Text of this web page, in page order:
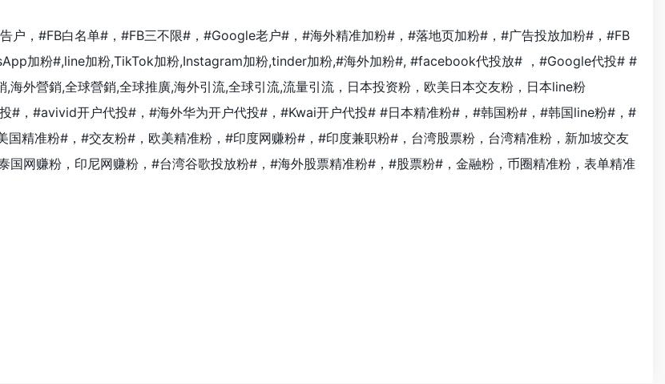
户，#FB白名单#，#FB三不限#，#Google老户#，#海外精准加粉#，#落地页加粉#，#广告投放加粉#，#FB
加粉#,line加粉,TikTok加粉,Instagram加粉,tinder加粉,#海外加粉#, #facebook代投放# ，#Google代投# #
海外營銷,全球營銷,全球推廣,海外引流,全球引流,流量引流，日本投资粉，欧美日本交友粉，日本line粉
# ，#avivid开户代投# ，#海外华为开户代投# ，#Kwai开户代投# #日本精准粉#，#韩国粉#，#韩国line粉#，#
国精准粉#，#交友粉#，欧美精准粉，#印度网赚粉#，#印度兼职粉#，台湾股票粉，台湾精准粉，新加坡交友
国网赚粉，印尼网赚粉，#台湾谷歌投放粉#，#海外股票精准粉#，#股票粉#，金融粉，币圈精准粉，表单精准